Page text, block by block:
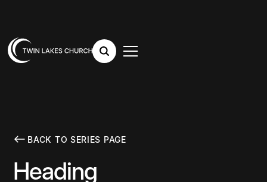
BACK TO SERIES PAGE
Heading